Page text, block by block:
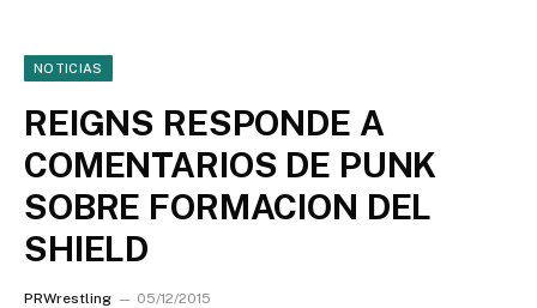
NOTICIAS
REIGNS RESPONDE A
COMENTARIOS DE PUNK
SOBRE FORMACION DEL
SHIELD
PRWrestling 05/12/2015